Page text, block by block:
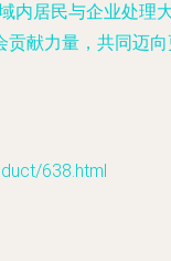
内居民与企业处
贡献力量，共同
638.html